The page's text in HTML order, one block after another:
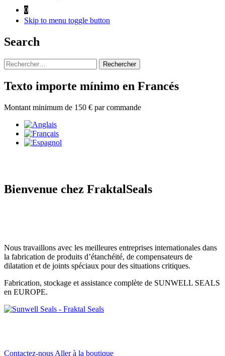
0
Skip to menu toggle button
Search
Rechercher :
Texto importe mínimo en Francés
Montant minimum de 150 € par commande
Bienvenue chez FraktalSeals
Nous travaillons avec les meilleures entreprises internationales dans
la fabrication de produits d’étanchéité, de compensateurs de
dilatation et de joints spéciaux pour des situations critiques.
Fabrication, stockage et assistance complète de SUNWELL SEALS
en EUROPE.
Contactez-nous Aller à la boutique